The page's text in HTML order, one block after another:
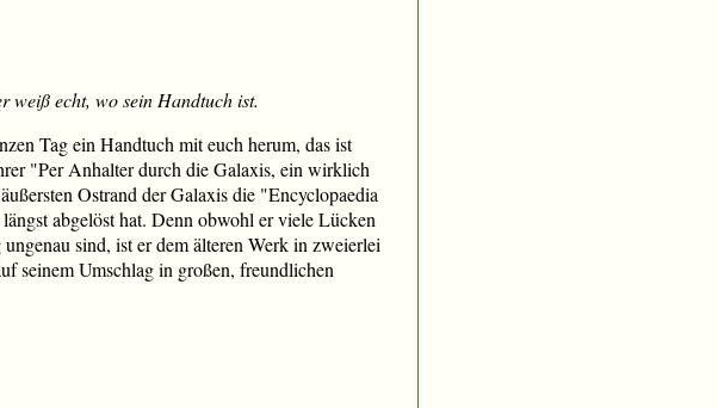
weiß echt, wo sein Handtuch ist.
Tag ein Handtuch mit euch herum, das ist
"Per Anhalter durch die Galaxis, ein wirklich
Ostrand der Galaxis die "Encyclopaedia
abgelöst hat. Denn obwohl er viele Lücken
sind, ist er dem älteren Werk in zweierlei
seinem Umschlag in großen, freundlichen